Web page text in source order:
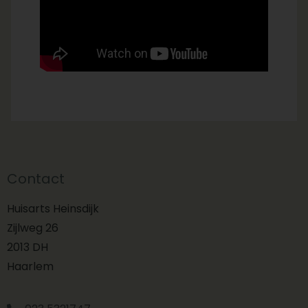
Contact
Huisarts Heinsdijk
Zijlweg 26
2013 DH
Haarlem